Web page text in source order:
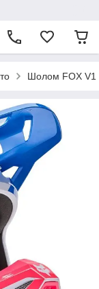
Шолом FOX V1